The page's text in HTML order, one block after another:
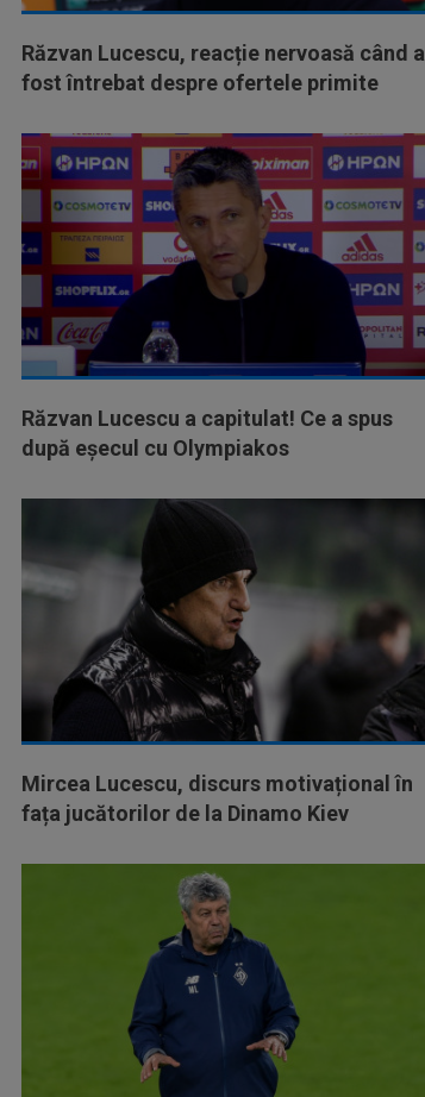
Răzvan Lucescu, reacție nervoasă când a
fost întrebat despre ofertele primite
Răzvan Lucescu a capitulat! Ce a spus
după eșecul cu Olympiakos
Mircea Lucescu, discurs motivațional în
fața jucătorilor de la Dinamo Kiev